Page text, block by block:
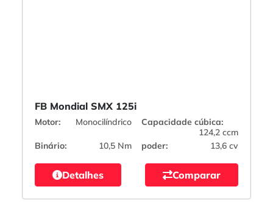
FB Mondial SMX 125i
Motor: Monocilíndrico
Capacidade cúbica:
124,2 ccm
Binário:
10,5 Nm poder: 13,6 cv
Detalhes Comparar